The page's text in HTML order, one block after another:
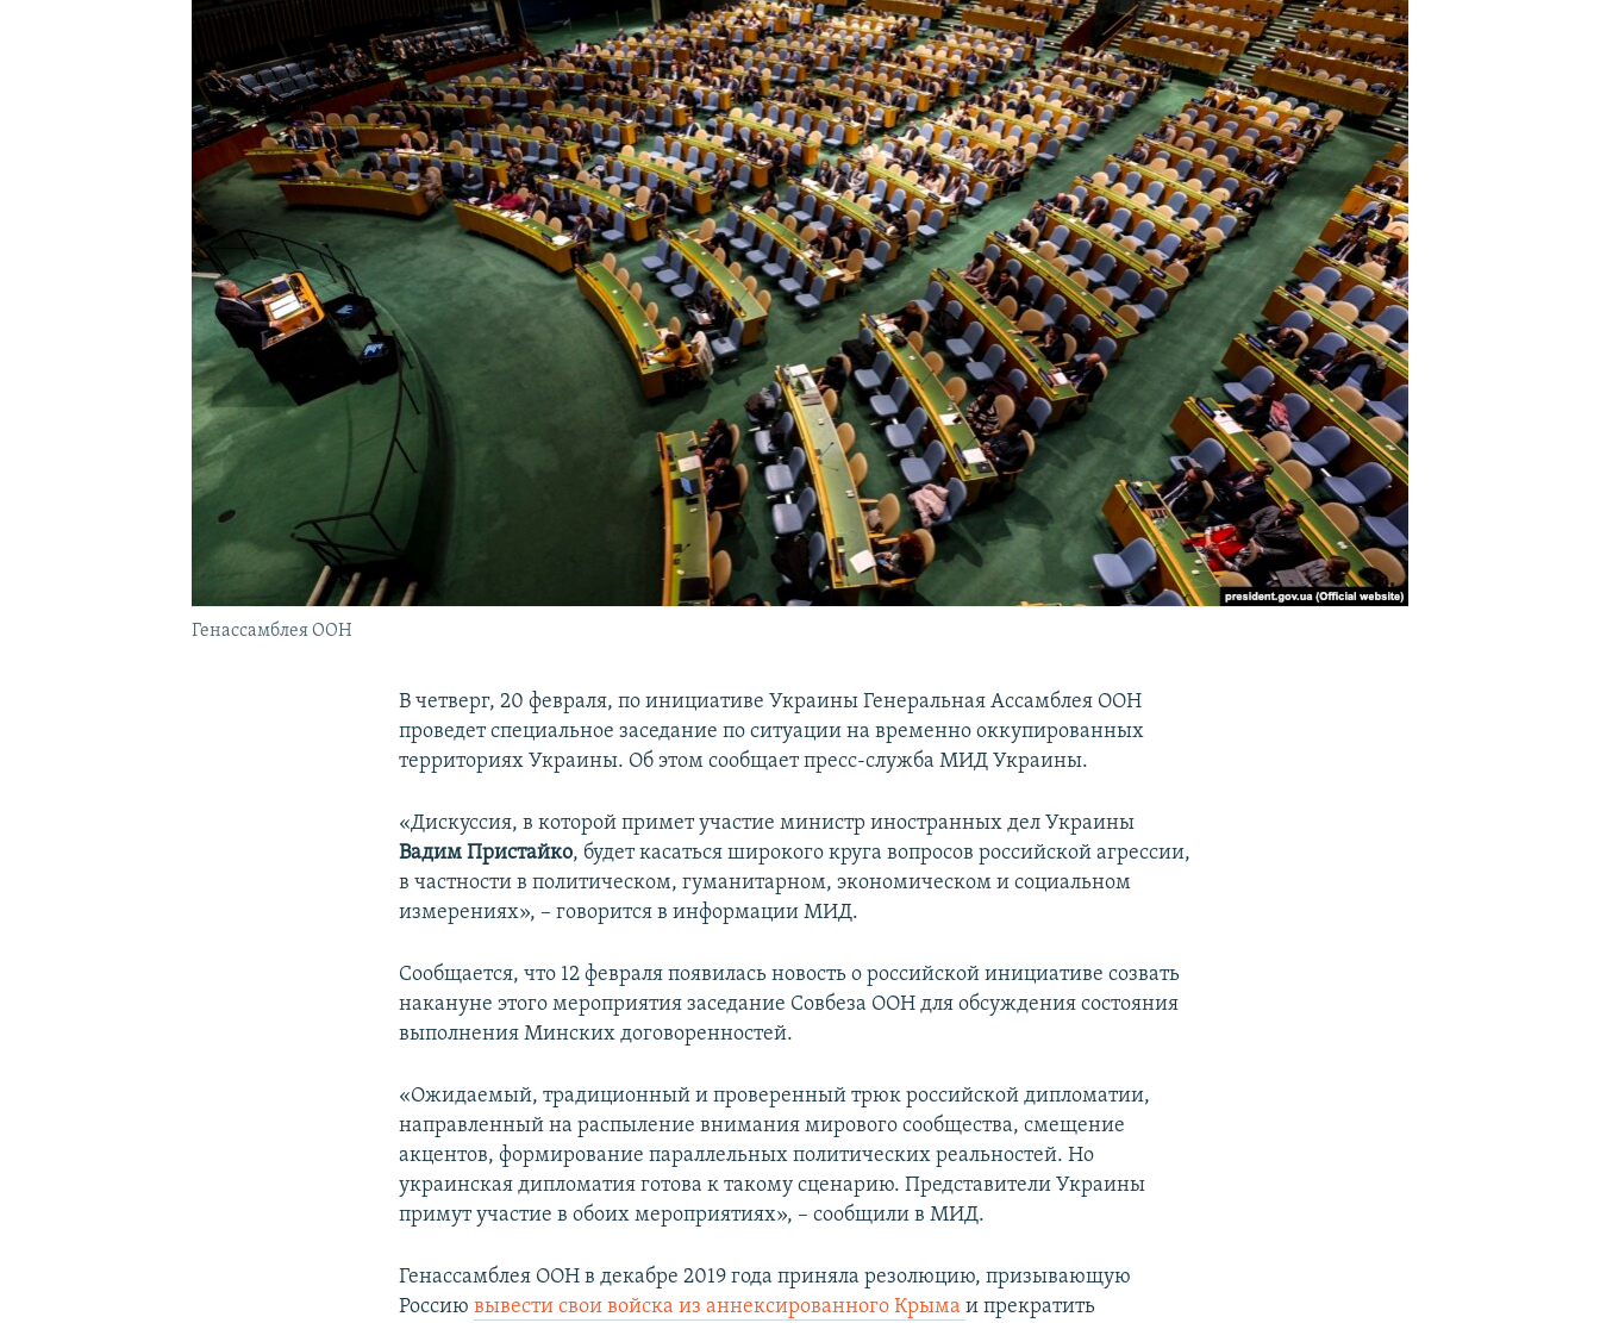
УКРАИНСКАЯ ПРОБЛЕМА КРЫМА
Генассамблея ООН
В четверг, 20 февраля, по инициативе Украины Генеральная Ассамблея ООН
проведет специальное заседание по ситуации на временно оккупированных
территориях Украины. Об этом сообщает пресс-служба МИД Украины.
«Дискуссия, в которой примет участие министр иностранных дел Украины
Вадим Пристайко, будет касаться широкого круга вопросов российской агрессии,
в частности в политическом, гуманитарном, экономическом и социальном
измерениях», – говорится в информации МИД.
Сообщается, что 12 февраля появилась новость о российской инициативе созвать
накануне этого мероприятия заседание Совбеза ООН для обсуждения состояния
выполнения Минских договоренностей.
«Ожидаемый, традиционный и проверенный трюк российской дипломатии,
направленный на распыление внимания мирового сообщества, смещение
акцентов, формирование параллельных политических реальностей. Но
украинская дипломатия готова к такому сценарию. Представители Украины
примут участие в обоих мероприятиях», – сообщили в МИД.
Генассамблея ООН в декабре 2019 года приняла резолюцию, призывающую
Россиювывести свои войска из аннексированного Крымаи прекратить